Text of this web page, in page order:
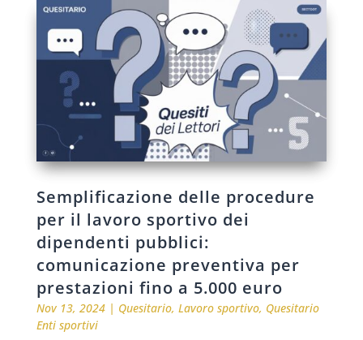
Semplificazione delle procedure
per il lavoro sportivo dei
dipendenti pubblici:
comunicazione preventiva per
prestazioni fino a 5.000 euro
Nov 13, 2024| Quesitario, Lavoro sportivo, Quesitario
Enti sportivi